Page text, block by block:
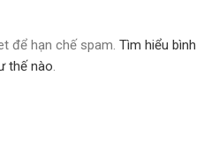
để hạn chế spam. Tìm hiểu bình
thế nào.